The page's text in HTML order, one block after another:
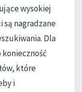
wysokiej
są nagradzane
Dla
które
i